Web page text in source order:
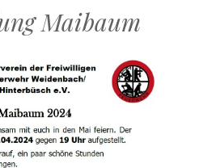
Maibaum